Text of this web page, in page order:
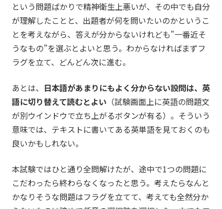
という問題ばかりで精神衛生上悪いが、その中でも自分
が理解したことと、出題者が何を問いたいのかというこ
とを考えながら、答えが分からないけれども”一番近そ
うなもの”を選ぶとよいと思う。わからなければまずフ
ラグを立て、どんどん次に進む。
あとは、 日本語があまりにもよく分からない設問は、英
語に切り替えて読むとよい （試験画面上に英語の問題文
が別ウインドウで立ち上がるボタンが有る）。そういう
意味では、テキストに書いてある英単語を見ておくのも
良いかもしれない。
本試験ではひと通り全問解けたが、途中で1つの問題に
こだわったら終わらなくなったと思う。考えたらなんと
かなりそうな問題はフラグを立てて、考えても全然分か